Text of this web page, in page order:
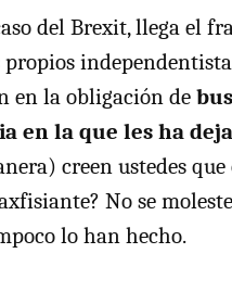
del Brexit, llega el
propios
en la obligación de
en la que les ha
creen ustedes
No se
lo han hecho.